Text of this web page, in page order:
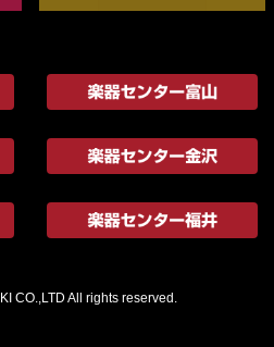
CO.,LTD All rights reserved.